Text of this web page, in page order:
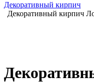
Декоративный кирпич
Декоративный кирпич